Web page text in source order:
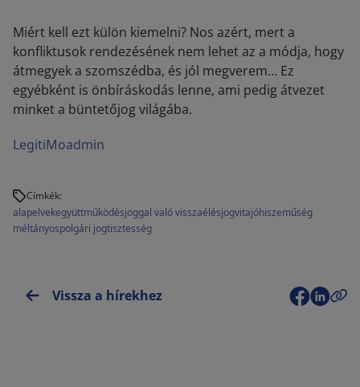
Miért kell ezt külön kiemelni? Nos azért, mert a
konfliktusok rendezésének nem lehet az a módja, hogy
átmegyek a szomszédba, és jól megverem… Ez
egyébként is önbíráskodás lenne, ami pedig átvezet
minket a büntetőjog világába.
LegitiMoadmin
Címkék:
alapelvekegyüttműködésjoggal való visszaélésjogvitajóhiszeműség
méltányospolgári jogtisztesség
Vissza a hírekhez